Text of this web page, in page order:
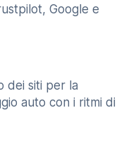
Google e
dei siti per la
auto con i ritmi di